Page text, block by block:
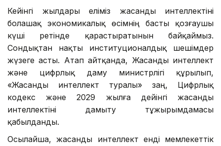
Кейінгі жылдары еліміз жасанды интеллектіні
болашақ экономикалық өсімнің басты қозғаушы
күші ретінде қарастыратынын байқаймыз.
Сондықтан нақты институционалдық шешімдер
жүзеге асты. Атап айтқанда, Жасанды интеллект
және цифрлық даму министрлігі құрылып,
«Жасанды интеллект туралы» заң, Цифрлық
кодекс және 2029 жылға дейінгі жасанды
интеллектіні дамыту тұжырымдамасы
қабылданды.
Осылайша, жасанды интеллект енді мемлекеттік